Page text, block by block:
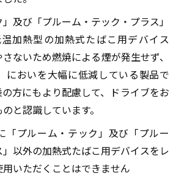
」及び「プルーム・テック・プラス」
加熱型の加熱式たばこ用デバイス
ないため燃焼による煙が発生せず、
においを大幅に低減している製品で
方にもより配慮して、ドライブをお
と認識しています。
プルーム・テック」及び「プルー
以外の加熱式たばこ用デバイスをレ
いただくことはできません